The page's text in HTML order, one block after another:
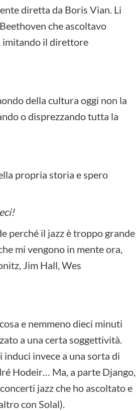
diretta da Boris Vian. Li
che ascoltavo
imitando il direttore
della cultura oggi non la
o disprezzando tutta la
propria storia e spero
perché il jazz è troppo grande
mi vengono in mente ora,
Jim Hall, Wes
e nemmeno dieci minuti
a una certa soggettività.
induci invece a una sorta di
Hodeir… Ma, a parte Django,
jazz che ho ascoltato e
con Solal).